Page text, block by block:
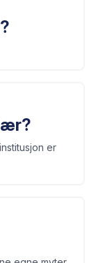
er